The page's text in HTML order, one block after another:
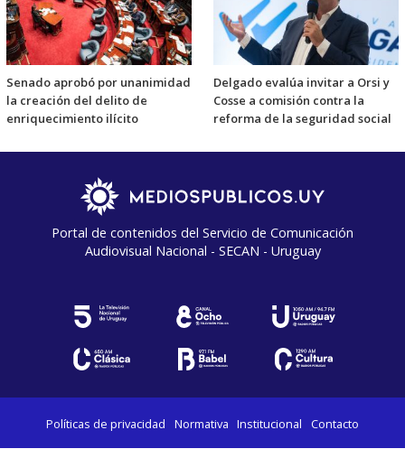
Senado aprobó por unanimidad
la creación del delito de
enriquecimiento ilícito
Delgado evalúa invitar a Orsi y
Cosse a comisión contra la
reforma de la seguridad social
Portal de contenidos del Servicio de Comunicación
Audiovisual Nacional - SECAN - Uruguay
Políticas de privacidad Normativa Institucional Contacto